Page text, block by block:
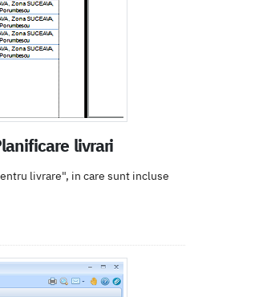
livrari
livrare", in care sunt incluse